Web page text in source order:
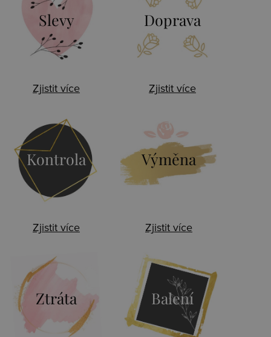
Slevy
Zjistit více
Doprava
Zjistit více
Kontrola
Zjistit více
Výměna
Zjistit více
Ztráta Balení